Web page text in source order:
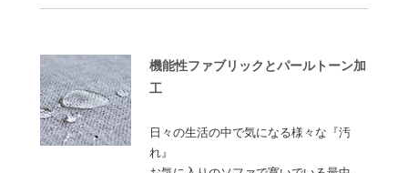
機能性ファブリックとパールトーン加
工
日々の生活の中で気になる様々な『汚
れ』